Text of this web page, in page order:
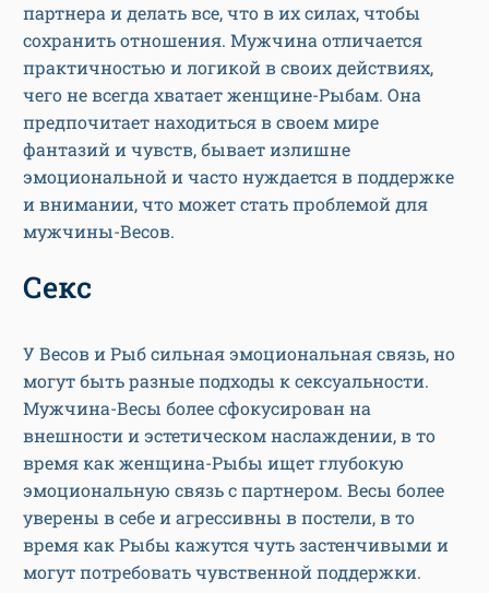
партнера и делать все, что в их силах, чтобы
сохранить отношения. Мужчина отличается
практичностью и логикой в своих действиях,
чего не всегда хватает женщине-Рыбам. Она
предпочитает находиться в своем мире
фантазий и чувств, бывает излишне
эмоциональной и часто нуждается в поддержке
и внимании, что может стать проблемой для
мужчины-Весов.
Секс
У Весов и Рыб сильная эмоциональная связь, но
могут быть разные подходы к сексуальности.
Мужчина-Весы более сфокусирован на
внешности и эстетическом наслаждении, в то
время как женщина-Рыбы ищет глубокую
эмоциональную связь с партнером. Весы более
уверены в себе и агрессивны в постели, в то
время как Рыбы кажутся чуть застенчивыми и
могут потребовать чувственной поддержки.